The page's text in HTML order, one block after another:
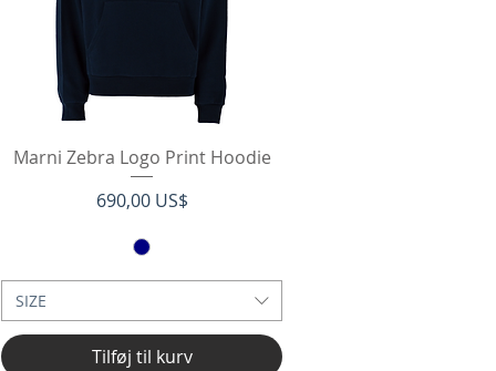
Hurtigvisning
Marni Zebra Logo Print Hoodie
Pris
690,00 US$
SIZE
Tilføj til kurv